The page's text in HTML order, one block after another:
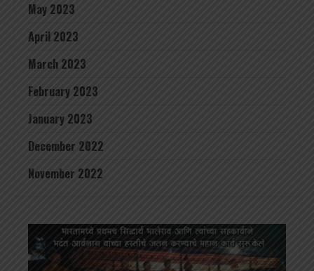
May 2023
April 2023
March 2023
February 2023
January 2023
December 2022
November 2022